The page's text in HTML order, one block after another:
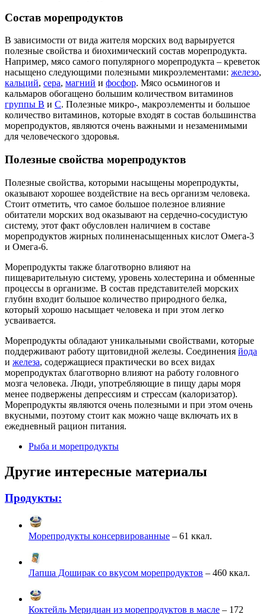
Состав морепродуктов
В зависимости от вида жителя морских вод варьируется
полезные свойства и биохимический состав морепродукта.
Например, мясо самого популярного морепродукта – креветок
насыщено следующими полезными микроэлементами: железо,
кальций, сера, магний и фосфор. Мясо осьминогов и
кальмаров обогащено большим количеством витаминов
группы В и С. Полезные микро-, макроэлементы и большое
количество витаминов, которые входят в состав большинства
морепродуктов, являются очень важными и незаменимыми
для человеческого здоровья.
Полезные свойства морепродуктов
Полезные свойства, которыми насыщены морепродукты,
оказывают хорошее воздействие на весь организм человека.
Стоит отметить, что самое большое полезное влияние
обитатели морских вод оказывают на сердечно-сосудистую
систему, этот факт обусловлен наличием в составе
морепродуктов жирных полиненасыщенных кислот Омега-3
и Омега-6.
Морепродукты также благотворно влияют на
пищеварительную систему, уровень холестерина и обменные
процессы в организме. В состав представителей морских
глубин входит большое количество природного белка,
который хорошо насыщает человека и при этом легко
усваивается.
Морепродукты обладают уникальными свойствами, которые
поддерживают работу щитовидной железы. Соединения йода
и железа, содержащиеся практически во всех видах
морепродуктах благотворно влияют на работу головного
мозга человека. Люди, употребляющие в пищу дары моря
менее подвержены депрессиям и стрессам (калоризатор).
Морепродукты являются очень полезными и при этом очень
вкусными, поэтому стоит как можно чаще включать их в
ежедневный рацион питания.
Рыба и морепродукты
Другие интересные материалы
Продукты:
Морепродукты консервированные – 61 ккал.
Лапша Доширак со вкусом морепродуктов – 460 ккал.
Коктейль Меридиан из морепродуктов в масле – 172